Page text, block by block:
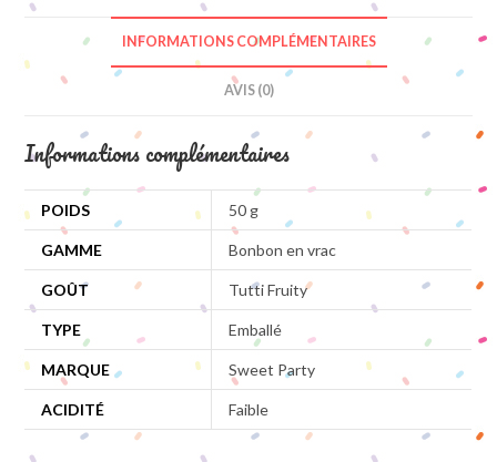
INFORMATIONS COMPLÉMENTAIRES
AVIS (0)
Informations complémentaires
POIDS 50 g
GAMME Bonbon en vrac
GOÛT Tutti Fruity
TYPE Emballé
MARQUE Sweet Party
ACIDITÉ Faible